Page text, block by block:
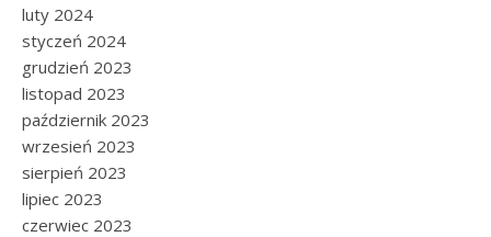
luty 2024
styczeń 2024
grudzień 2023
listopad 2023
październik 2023
wrzesień 2023
sierpień 2023
lipiec 2023
czerwiec 2023